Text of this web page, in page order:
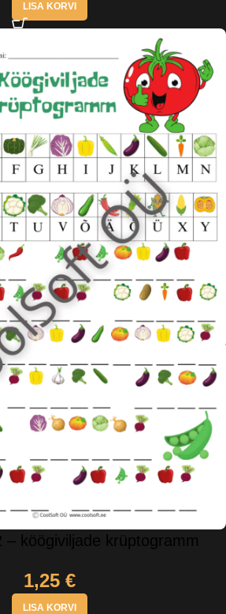
LISA KORVI
– köögiviljade krüptogramm
1,25 €
LISA KORVI